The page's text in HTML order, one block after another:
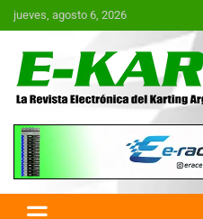
Saltar
al
jueves, agosto 6, 2026
E-Kart.com.ar |
Electrónica
Argentina